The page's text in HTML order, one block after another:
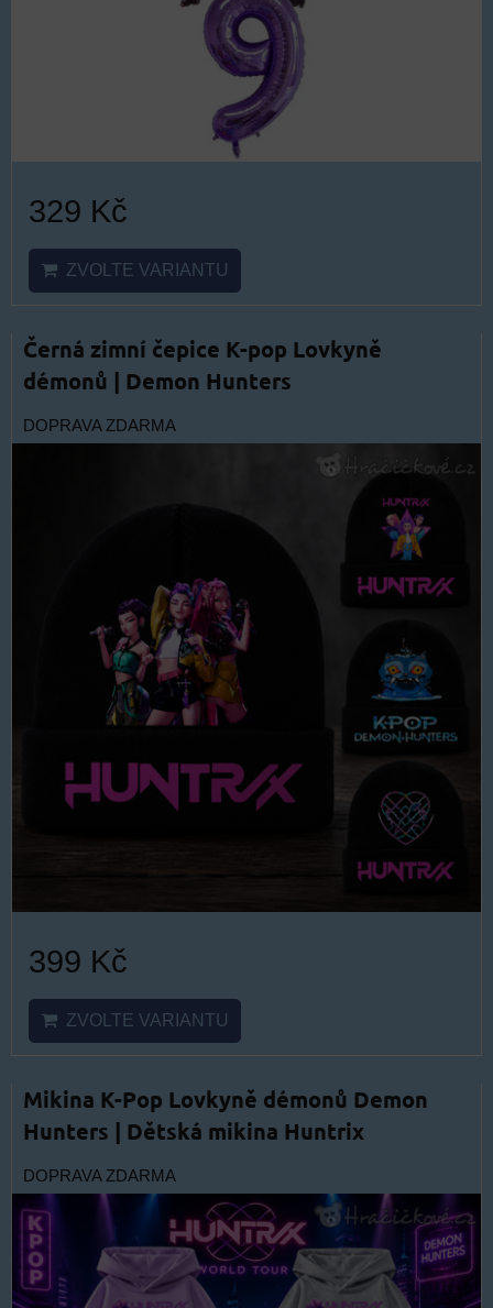
329 Kč
ZVOLTE VARIANTU
Černá zimní čepice K-pop Lovkyně
démonů | Demon Hunters
DOPRAVA ZDARMA
399 Kč
ZVOLTE VARIANTU
Mikina K-Pop Lovkyně démonů Demon
Hunters | Dětská mikina Huntrix
DOPRAVA ZDARMA